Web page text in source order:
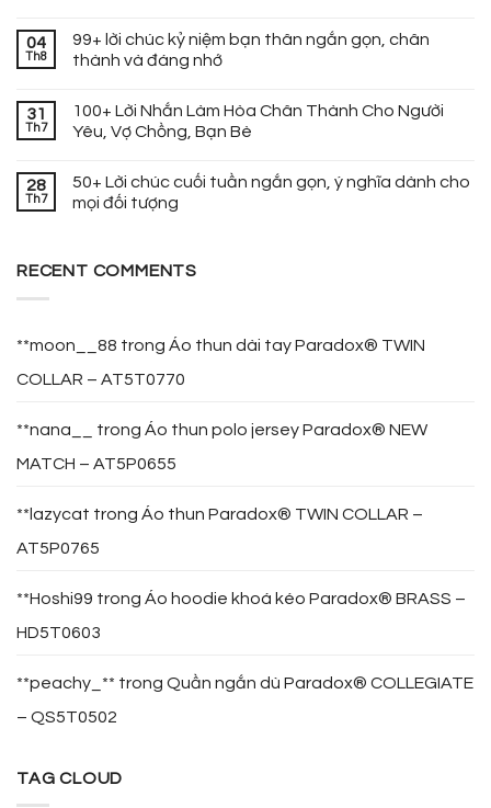
04
Th8
99+ lời chúc kỷ niệm bạn thân ngắn gọn, chân
thành và đáng nhớ
31
Th7
100+ Lời Nhắn Làm Hòa Chân Thành Cho Người
Yêu, Vợ Chồng, Bạn Bè
28
Th7
50+ Lời chúc cuối tuần ngắn gọn, ý nghĩa dành cho
mọi đối tượng
RECENT COMMENTS
**moon__88 trong Áo thun dài tay Paradox® TWIN
COLLAR – AT5T0770
**nana__ trong Áo thun polo jersey Paradox® NEW
MATCH – AT5P0655
**lazycat trong Áo thun Paradox® TWIN COLLAR –
AT5P0765
**Hoshi99 trong Áo hoodie khoá kéo Paradox® BRASS –
HD5T0603
**peachy_** trong Quần ngắn dù Paradox® COLLEGIATE
– QS5T0502
TAG CLOUD